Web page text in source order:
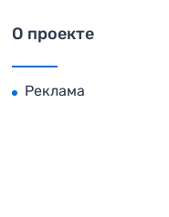
О проекте
Реклама